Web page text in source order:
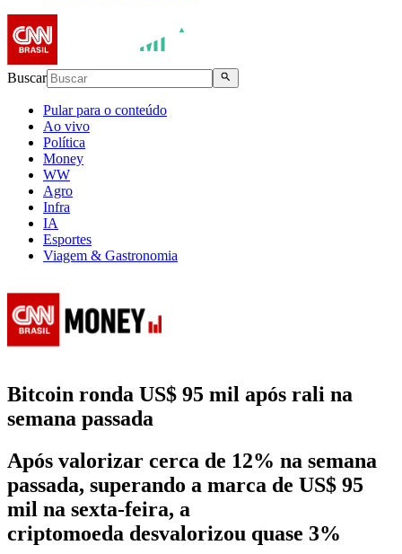
Buscar
Pular para o conteúdo
Ao vivo
Política
Money
WW
Agro
Infra
IA
Esportes
Viagem & Gastronomia
Bitcoin ronda US$ 95 mil após rali na
semana passada
Após valorizar cerca de 12% na semana
passada, superando a marca de US$ 95
mil na sexta-feira, a
criptomoeda desvalorizou quase 3%